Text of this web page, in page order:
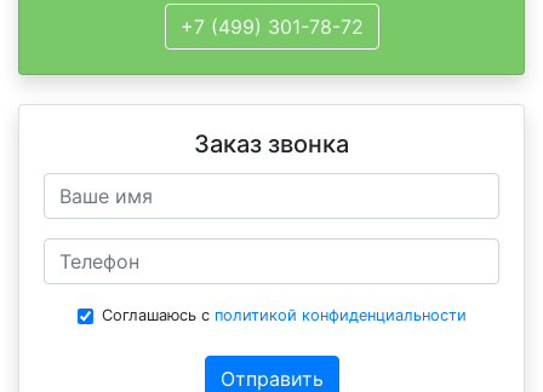
+7 (499) 301-78-72
Заказ звонка
Соглашаюсь с политикой конфиденциальности
Отправить